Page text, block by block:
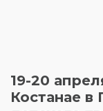
19-20
Костанае в